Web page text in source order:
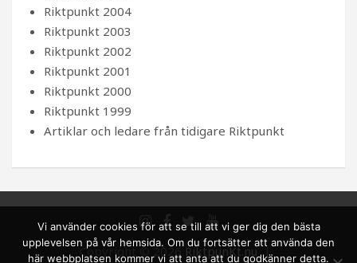
Riktpunkt 2004
Riktpunkt 2003
Riktpunkt 2002
Riktpunkt 2001
Riktpunkt 2000
Riktpunkt 1999
Artiklar och ledare från tidigare Riktpunkt
Copyright © 2026RiktpunKt.nu
Vi använder cookies för att se till att vi ger dig den bästa
upplevelsen på vår hemsida. Om du fortsätter att använda den
här webbplatsen kommer vi att anta att du godkänner detta.